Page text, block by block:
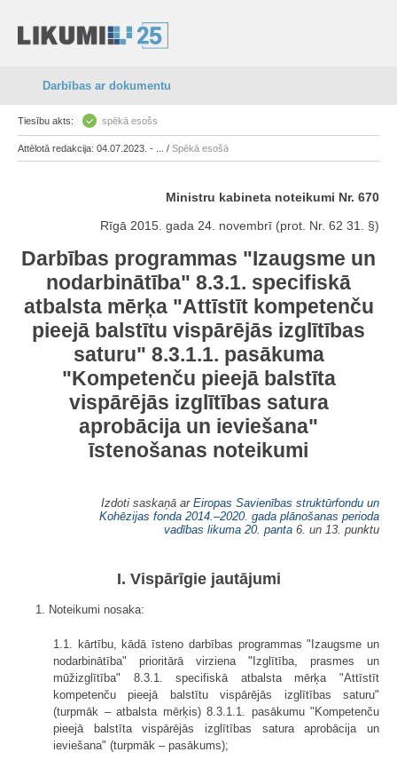
Darbības ar dokumentu
Tiesību akts: spēkā esošs
Attēlotā redakcija: 04.07.2023. - ... / Spēkā esošā
Ministru kabineta noteikumi Nr. 670
Rīgā 2015. gada 24. novembrī (prot. Nr. 62 31. §)
Darbības programmas "Izaugsme un
nodarbinātība" 8.3.1. specifiskā
atbalsta mērķa "Attīstīt kompetenču
pieejā balstītu vispārējās izglītības
saturu" 8.3.1.1. pasākuma
"Kompetenču pieejā balstīta
vispārējās izglītības satura
aprobācija un ieviešana"
īstenošanas noteikumi
Izdoti saskaņā ar Eiropas Savienības struktūrfondu un
Kohēzijas fonda 2014.–2020. gada plānošanas perioda
vadības likuma 20. panta 6. un 13. punktu
I. Vispārīgie jautājumi
1. Noteikumi nosaka:
1.1. kārtību, kādā īsteno darbības programmas "Izaugsme un
nodarbinātība" prioritārā virziena "Izglītība, prasmes un
mūžizglītība" 8.3.1. specifiskā atbalsta mērķa "Attīstīt
kompetenču pieejā balstītu vispārējās izglītības saturu"
(turpmāk – atbalsta mērķis) 8.3.1.1. pasākumu "Kompetenču
pieejā balstīta vispārējās izglītības satura aprobācija un
ieviešana" (turpmāk – pasākums);